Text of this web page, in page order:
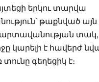
երկու տարվա
թաքնված
կարելի է հավերժ
գեղեցիկ է։